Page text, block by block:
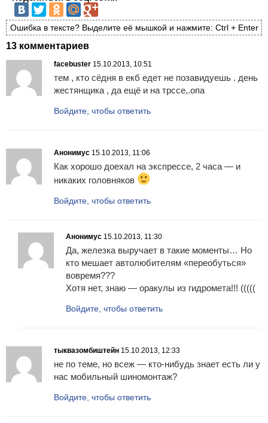
Ошибка в тексте? Выделите её мышкой и нажмите: Ctrl + Enter
13 комментариев
facebuster 15.10.2013, 10:51
тем , кто сёдня в екб едет не позавидуешь . день
жестянщика , да ещё и на трссе,.опа
Войдите, чтобы ответить
Анонимус 15.10.2013, 11:06
Как хорошо доехал на экспрессе, 2 часа — и
никаких головняков
Войдите, чтобы ответить
Анонимус 15.10.2013, 11:30
Да, железка выручает в такие моменты… Но
кто мешает автолюбителям «переобуться»
вовремя???
Хотя нет, знаю — оракулы из гидромета!!! (((((
Войдите, чтобы ответить
тыквазомбиштейн 15.10.2013, 12:33
не по теме, но всеж — кто-нибудь знает есть ли у
нас мобильный шиномонтаж?
Войдите, чтобы ответить